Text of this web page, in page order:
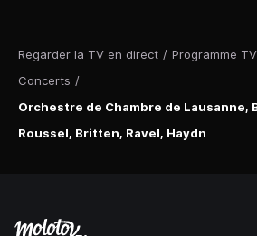
Regarder la TV en direct / Programme TV
Concerts /
Orchestre de Chambre de Lausanne,
Roussel, Britten, Ravel, Haydn